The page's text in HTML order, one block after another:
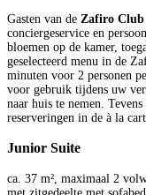
Gasten van de Zafiro Club
conciergeservice en
bloemen op de kamer,
geselecteerd menu in de
minuten voor 2 personen
voor gebruik tijdens uw
naar huis te nemen.
reserveringen in de à la
Junior Suite
ca. 37 m², maximaal 2